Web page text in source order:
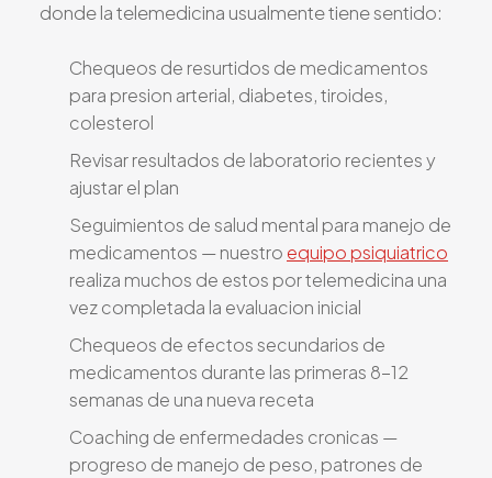
donde la telemedicina usualmente tiene sentido:
Chequeos de resurtidos de medicamentos
para presion arterial, diabetes, tiroides,
colesterol
Revisar resultados de laboratorio recientes y
ajustar el plan
Seguimientos de salud mental para manejo de
medicamentos — nuestro equipo psiquiatrico
realiza muchos de estos por telemedicina una
vez completada la evaluacion inicial
Chequeos de efectos secundarios de
medicamentos durante las primeras 8-12
semanas de una nueva receta
Coaching de enfermedades cronicas —
progreso de manejo de peso, patrones de